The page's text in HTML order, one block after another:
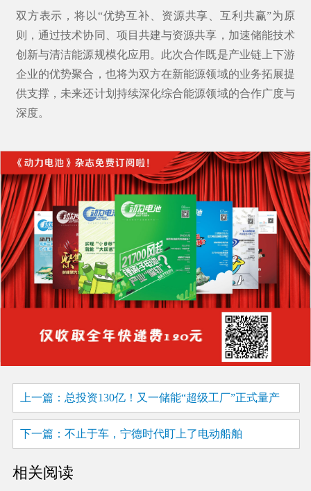
双方表示，将以“优势互补、资源共享、互利共赢”为原
则，通过技术协同、项目共建与资源共享，加速储能技术
创新与清洁能源规模化应用。此次合作既是产业链上下游
企业的优势聚合，也将为双方在新能源领域的业务拓展提
供支撑，未来还计划持续深化综合能源领域的合作广度与
深度。
上一篇：总投资130亿！又一储能“超级工厂”正式量产
下一篇：不止于车，宁德时代盯上了电动船舶
相关阅读